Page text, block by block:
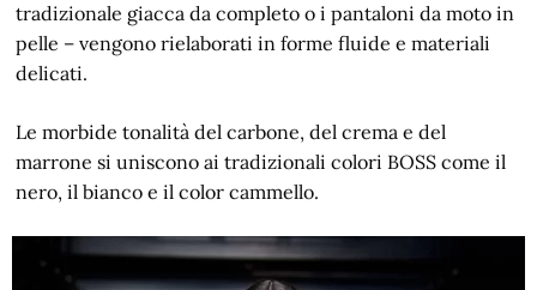
tradizionale giacca da completo o i pantaloni da moto in
pelle – vengono rielaborati in forme fluide e materiali
delicati.
Le morbide tonalità del carbone, del crema e del
marrone si uniscono ai tradizionali colori BOSS come il
nero, il bianco e il color cammello.